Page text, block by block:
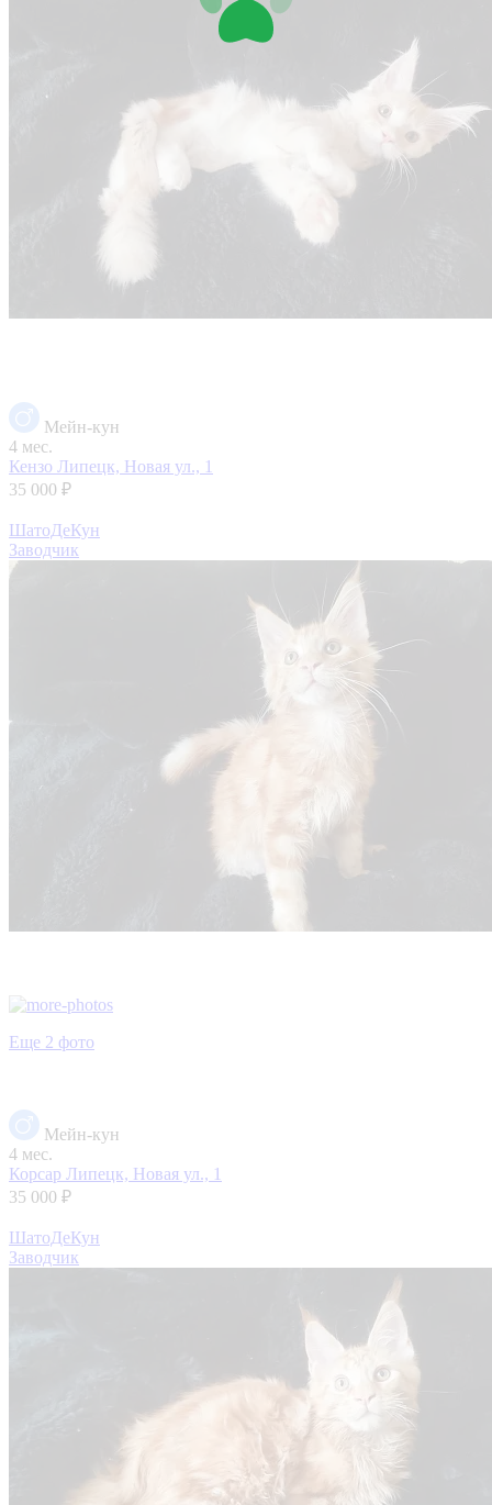
Мейн-кун
4 мес.
Кензо Липецк, Новая ул., 1
35 000 ₽
ШатоДеКун
Заводчик
Еще 2 фото
Мейн-кун
4 мес.
Корсар Липецк, Новая ул., 1
35 000 ₽
ШатоДеКун
Заводчик